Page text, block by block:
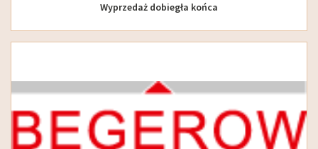
Wyprzedaż dobiegła końca